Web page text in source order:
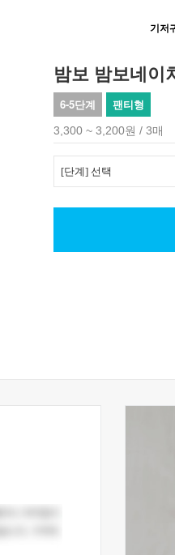
기저
밤보 밤보네이
6-5단계 팬티형
3,300 ~ 3,200원 / 3매